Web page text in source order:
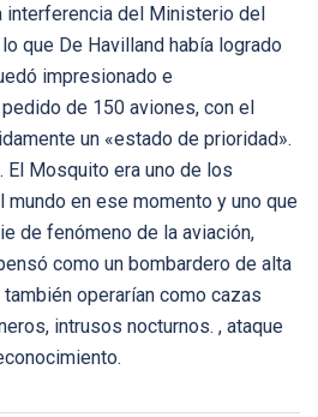
interferencia del Ministerio del
que De Havilland había logrado
impresionado e
de 150 aviones, con el
un «estado de prioridad».
El Mosquito era uno de los
en ese momento y uno que
de fenómeno de la aviación,
como un bombardero de alta
operarían como cazas
intrusos nocturnos. , ataque